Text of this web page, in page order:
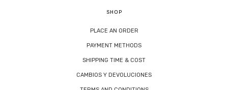
SHOP
PLACE AN ORDER
PAYMENT METHODS
SHIPPING TIME & COST
CAMBIOS Y DEVOLUCIONES